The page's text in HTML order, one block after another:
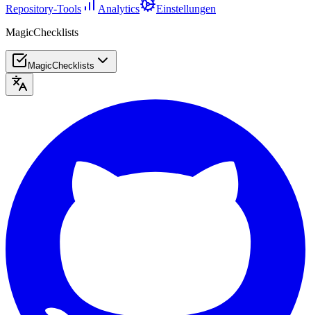
Repository-Tools
Analytics
Einstellungen
MagicChecklists
MagicChecklists